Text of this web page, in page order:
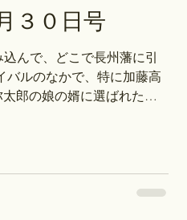
さい。 【質問調査結果】
トは？ 歴史部内で、共同
たこともできるようにな
みんなで助け合う以上は
にがんばらなけれ
３０日号
んで、どこで長州藩に引
バルのなかで、特に加藤高
郎の娘の婿に選ばれた理
の発展」幕府の滅亡～
成」藤原氏の進出と政界の